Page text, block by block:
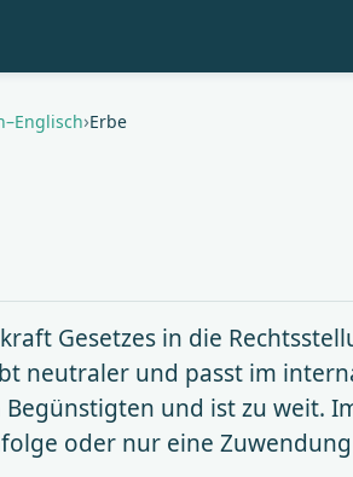
Erbe
Gesetzes in die
neutraler und passt im
und ist zu weit.
oder nur eine